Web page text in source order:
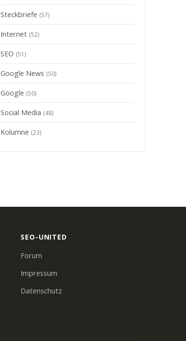
Steckbriefe (57)
Internet (52)
SEO (51)
Google News (50)
Google (50)
Social Media (48)
Kolumne (23)
SEO-UNITED
Forum
Impressum
Datenschutz